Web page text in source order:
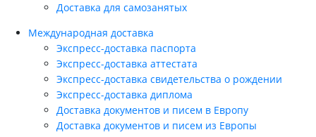
Доставка для самозанятых
Международная доставка
Экспресс-доставка паспорта
Экспресс-доставка аттестата
Экспресс-доставка свидетельства о рождении
Экспресс-доставка диплома
Доставка документов и писем в Европу
Доставка документов и писем из Европы